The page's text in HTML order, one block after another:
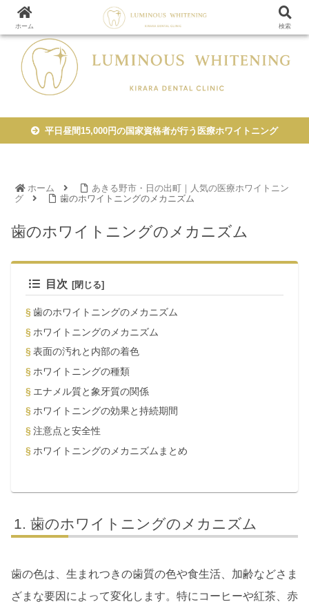
医療ホワイトニングならルミナスホワイトニング
平日昼間15,000円の国家資格者が行う医療ホワイトニング
ホーム
あきる野市・日の出町｜人気の医療ホワイトニン
グ
歯のホワイトニングのメカニズム
歯のホワイトニングのメカニズム
目次
歯のホワイトニングのメカニズム
ホワイトニングのメカニズム
表面の汚れと内部の着色
ホワイトニングの種類
エナメル質と象牙質の関係
ホワイトニングの効果と持続期間
注意点と安全性
ホワイトニングのメカニズムまとめ
歯のホワイトニングのメカニズム
歯の色は、生まれつきの歯質の色や食生活、加齢などさま
ざまな要因によって変化します。特にコーヒーや紅茶、赤
ホーム 検索